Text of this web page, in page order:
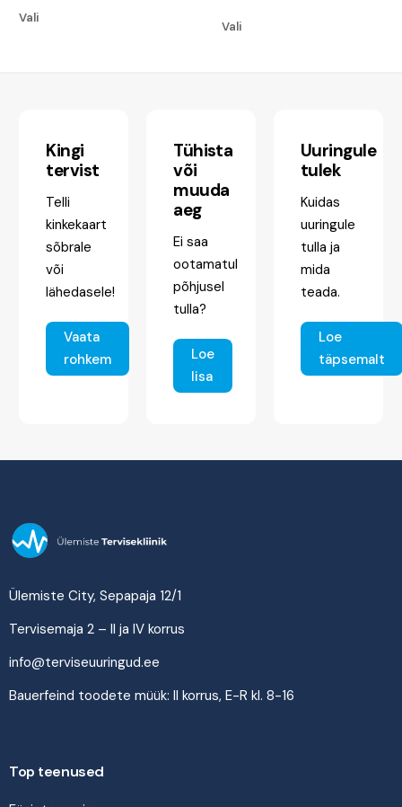
Vali
ValiParem
Kingi
tervist
Telli
kinkekaart
sõbrale
või
lähedasele!
Vaata
rohkem
Tühista
või
muuda
aeg
Ei saa
ootamatul
põhjusel
tulla?
Loe
lisa
Uuringule
tulek
Kuidas
uuringule
tulla ja
mida
teada.
Loe
täpsemalt
Ülemiste City, Sepapaja 12/1
Tervisemaja 2 – II ja IV korrus
info@terviseuuringud.ee
Bauerfeind toodete müük: II korrus, E-R kl. 8-16
Top teenused